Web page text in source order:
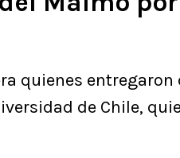
quienes entregaron
de Chile,